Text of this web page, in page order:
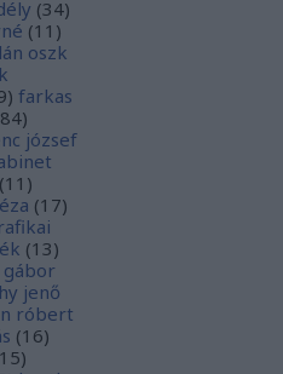
(34)
(11 )
oszk
) farkas
84)
józsef
(11 )
(17)
(13)
gábor
jenő
róbert
(16)
15)